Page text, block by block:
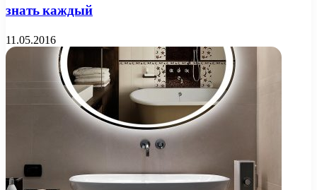
знать каждый
11.05.2016